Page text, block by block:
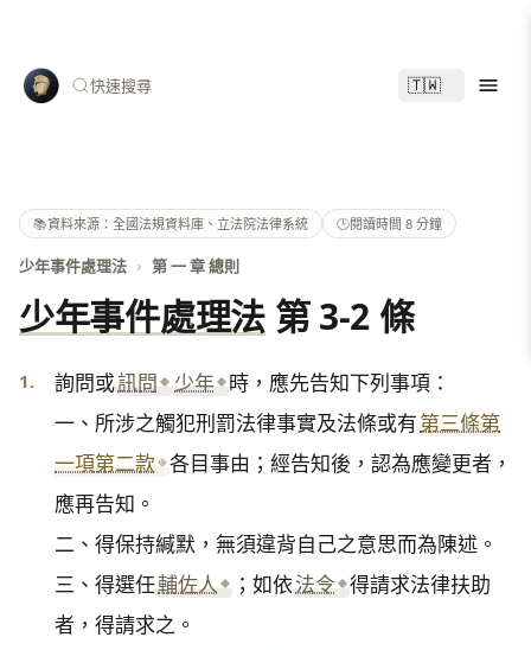
快速搜尋 🇹🇼
📚資料來源：全國法規資料庫、立法院法律系統 🕑閱讀時間 8 分鐘
少年事件處理法 › 第 一 章 總則
少年事件處理法第 3-2 條
1. 詢問或訊問 少年 時，應先告知下列事項：
一、所涉之觸犯刑罰法律事實及法條或有第三條第
一項第二款 各目事由；經告知後，認為應變更者，
應再告知。
二、得保持緘默，無須違背自己之意思而為陳述。
三、得選任輔佐人 ；如依法令 得請求法律扶助
者，得請求之。